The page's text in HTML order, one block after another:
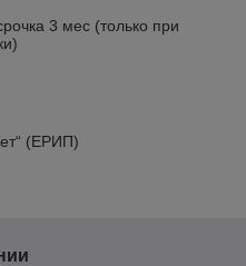
3 мес (только при
(ЕРИП)